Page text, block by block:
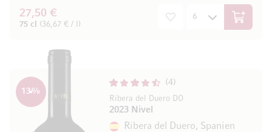
27,50 €
75 cl (36,67 € / l) In den
4
Ribera del Duero DO
2023 Nivel
13%
Ribera del Duero, Spanien